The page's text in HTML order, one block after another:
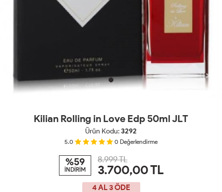
Kilian Rolling in Love Edp 50ml JLT
Ürün Kodu:3292
5.0 0 Değerlendirme
%59
İNDİRİM
8.999 TL
3.700,00TL
4 AL 3 ÖDE